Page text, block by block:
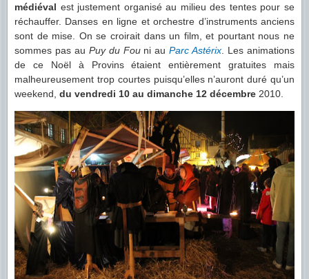
médiéval est justement organisé au milieu des tentes pour se
réchauffer. Danses en ligne et orchestre d’instruments anciens
sont de mise. On se croirait dans un film, et pourtant nous ne
sommes pas au Puy du Founi auParc Astérix. Les animations
de ce Noël à Provins étaient entièrement gratuites mais
malheureusement trop courtes puisqu’elles n’auront duré qu’un
weekend, du vendredi 10 au dimanche 12 décembre 2010.